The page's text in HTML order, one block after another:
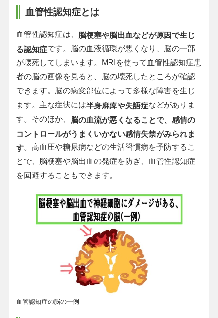
血管性認知症とは
血管性認知症は、 脳梗塞や脳出血などが原因で生じ
る認知症です。脳の血液循環が悪くなり、脳の一部
が壊死してしまいます。MRIを使って血管性認知症患
者の脳の画像を見ると、脳の壊死したところが確認
できます。脳の病変部位によって多様な障害を生じ
ます。主な症状には半身麻痺や失語症などがありま
す。そのほか、 脳の血流が悪くなることで、感情の
コントロールがうまくいかない感情失禁がみられま
す。高血圧や糖尿病などの生活習慣病を予防するこ
とで、脳梗塞や脳出血の発症を防ぎ、血管性認知症
を回避することもできます。
血管認知症の脳の一例